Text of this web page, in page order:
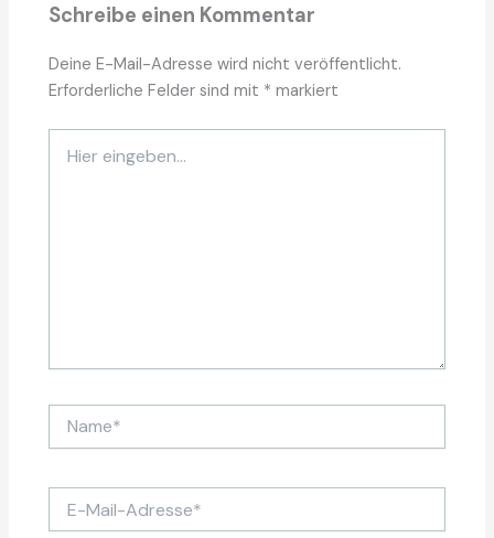
Schreibe einen Kommentar
Deine E-Mail-Adresse wird nicht veröffentlicht.
Erforderliche Felder sind mit * markiert
eingeben…
Mail-